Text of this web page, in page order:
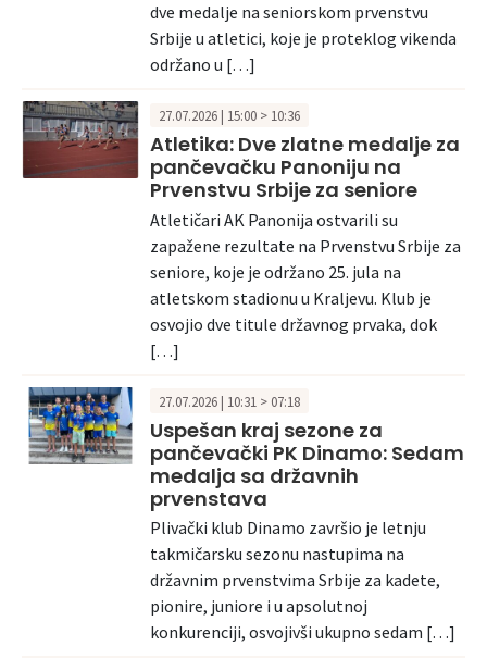
dve medalje na seniorskom prvenstvu
Srbije u atletici, koje je proteklog vikenda
održano u […]
27.07.2026 | 15:00 > 10:36
Atletika: Dve zlatne medalje za
pančevačku Panoniju na
Prvenstvu Srbije za seniore
Atletičari AK Panonija ostvarili su
zapažene rezultate na Prvenstvu Srbije za
seniore, koje je održano 25. jula na
atletskom stadionu u Kraljevu. Klub je
osvojio dve titule državnog prvaka, dok
[…]
27.07.2026 | 10:31 > 07:18
Uspešan kraj sezone za
pančevački PK Dinamo: Sedam
medalja sa državnih
prvenstava
Plivački klub Dinamo završio je letnju
takmičarsku sezonu nastupima na
državnim prvenstvima Srbije za kadete,
pionire, juniore i u apsolutnoj
konkurenciji, osvojivši ukupno sedam […]